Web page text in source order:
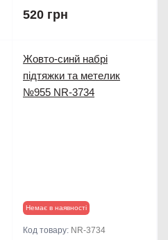
520 грн
Жовто-синй набрі
підтяжки та метелик
№955 NR-3734
Немає в наявності
Код товару: NR-3734